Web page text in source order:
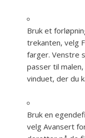
Bruk et
trekanten, velg
farger. Venstre
passer til
vinduet, der du
Bruk en
velg Avansert